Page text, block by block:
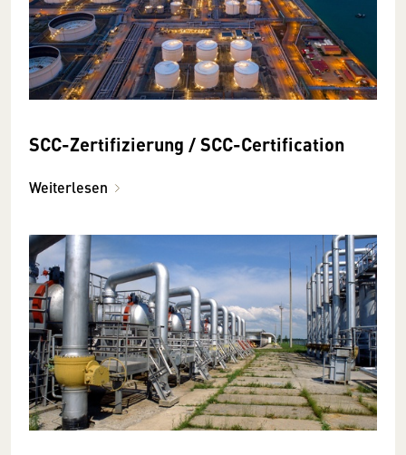
SCC-Zertifizierung / SCC-Certification
Weiterlesen